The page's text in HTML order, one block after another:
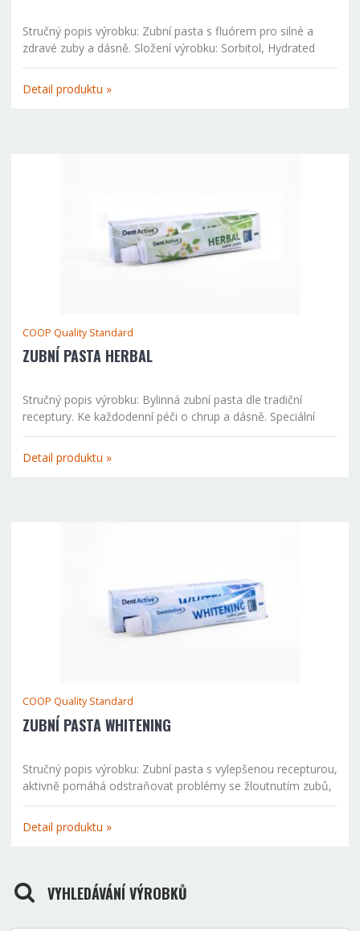
Stručný popis výrobku: Zubní pasta s fluórem pro silné a
zdravé zuby a dásně. Složení výrobku: Sorbitol, Hydrated
Silica, Aqua, Calcium Carbonate, Sodium Lauryl Sulfate,
Cellulose Gum, Aroma, PEG-32, Tetrasodium...
Detail produktu »
COOP Quality Standard
ZUBNÍ PASTA HERBAL
Stručný popis výrobku: Bylinná zubní pasta dle tradiční
receptury. Ke každodenní péči o chrup a dásně. Speciální
složení sestavené podle tradiční receptury působí velmi
příznivě na zuby, zklidňuje bolavá a citlivá místa, snižuje...
Detail produktu »
COOP Quality Standard
ZUBNÍ PASTA WHITENING
Stručný popis výrobku: Zubní pasta s vylepšenou recepturou,
aktivně pomáhá odstraňovat problémy se žloutnutím zubů,
se vznikem skvrn a zubních kazů. Při pravidelném užívání
pomáhá omezovat tvorbu zubního kamene. Složení...
Detail produktu »
VYHLEDÁVÁNÍ VÝROBKŮ